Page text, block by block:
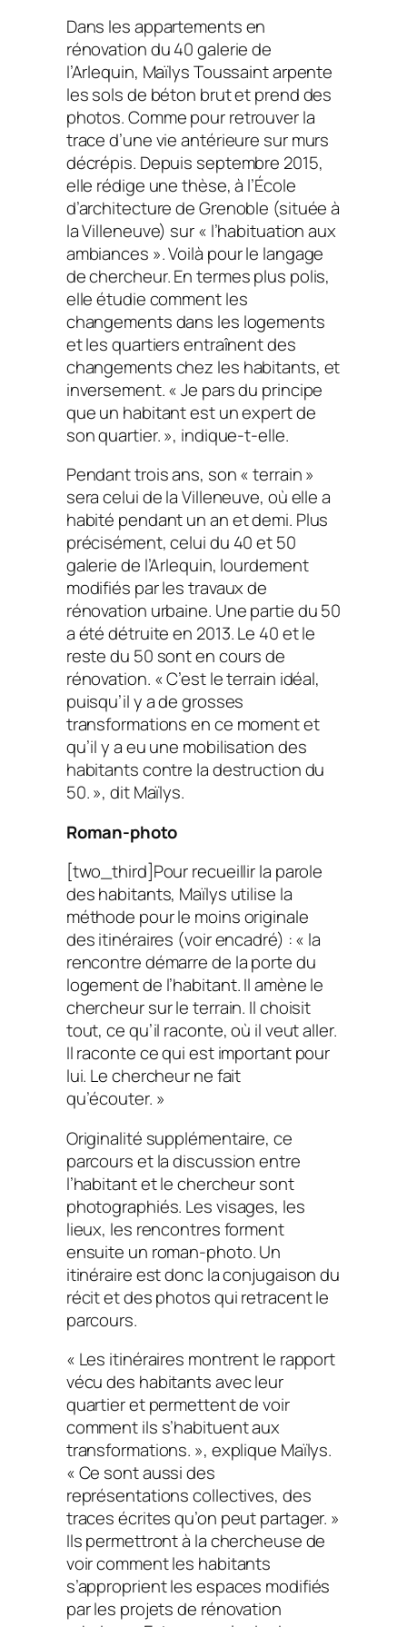
Dans les appartements en
rénovation du 40 galerie de
l’Arlequin, Maïlys Toussaint arpente
les sols de béton brut et prend des
photos. Comme pour retrouver la
trace d’une vie antérieure sur murs
décrépis. Depuis septembre 2015,
elle rédige une thèse, à l’École
d’architecture de Grenoble (située à
la Villeneuve) sur « l’habituation aux
ambiances ». Voilà pour le langage
de chercheur. En termes plus polis,
elle étudie comment les
changements dans les logements
et les quartiers entraînent des
changements chez les habitants, et
inversement. « Je pars du principe
que un habitant est un expert de
son quartier. », indique-t-elle.
Pendant trois ans, son « terrain »
sera celui de la Villeneuve, où elle a
habité pendant un an et demi. Plus
précisément, celui du 40 et 50
galerie de l’Arlequin, lourdement
modifiés par les travaux de
rénovation urbaine. Une partie du 50
a été détruite en 2013. Le 40 et le
reste du 50 sont en cours de
rénovation. « C’est le terrain idéal,
puisqu’il y a de grosses
transformations en ce moment et
qu’il y a eu une mobilisation des
habitants contre la destruction du
50. », dit Maïlys.
Roman-photo
[two_third]Pour recueillir la parole
des habitants, Maïlys utilise la
méthode pour le moins originale
des itinéraires (voir encadré) : « la
rencontre démarre de la porte du
logement de l’habitant. Il amène le
chercheur sur le terrain. Il choisit
tout, ce qu’il raconte, où il veut aller.
Il raconte ce qui est important pour
lui. Le chercheur ne fait
qu’écouter. »
Originalité supplémentaire, ce
parcours et la discussion entre
l’habitant et le chercheur sont
photographiés. Les visages, les
lieux, les rencontres forment
ensuite un roman-photo. Un
itinéraire est donc la conjugaison du
récit et des photos qui retracent le
parcours.
« Les itinéraires montrent le rapport
vécu des habitants avec leur
quartier et permettent de voir
comment ils s’habituent aux
transformations. », explique Maïlys.
« Ce sont aussi des
représentations collectives, des
traces écrites qu’on peut partager. »
Ils permettront à la chercheuse de
voir comment les habitants
s’approprient les espaces modifiés
par les projets de rénovation